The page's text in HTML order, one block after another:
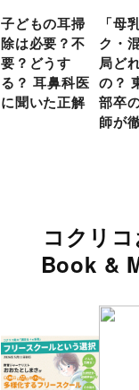
子どもの耳掃
除は必要？不
要？どうす
る？ 耳鼻科医
に聞いた正解
「母
ク・
局ど
の？
部卒
師が
コクリ
Book &